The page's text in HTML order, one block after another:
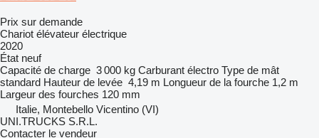
Prix sur demande
Chariot élévateur électrique
2020
État neuf
Capacité de charge 3 000 kg Carburant électro Type de mât
standard Hauteur de levée 4,19 m Longueur de la fourche 1,2 m
Largeur des fourches 120 mm
Italie, Montebello Vicentino (VI)
UNI.TRUCKS S.R.L.
Contacter le vendeur